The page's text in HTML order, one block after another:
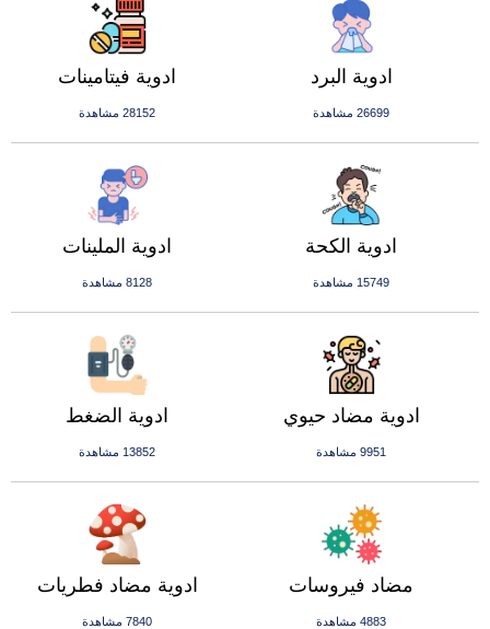
ادوية فيتامينات
28152 مشاهدة
ادوية البرد
26699 مشاهدة
ادوية الملينات
8128 مشاهدة
ادوية الكحة
15749 مشاهدة
ادوية الضغط
13852 مشاهدة
ادوية مضاد حيوي
9951 مشاهدة
ادوية مضاد فطريات
7840 مشاهدة
مضاد فيروسات
4883 مشاهدة